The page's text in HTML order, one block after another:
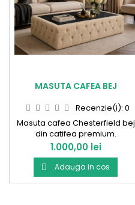
MASUTA CAFEA BEJ
Recenzie(i): 0
Masuta cafea Chesterfield bej
din catifea premium.
Pret
1.000,00 lei
 Adauga in cos